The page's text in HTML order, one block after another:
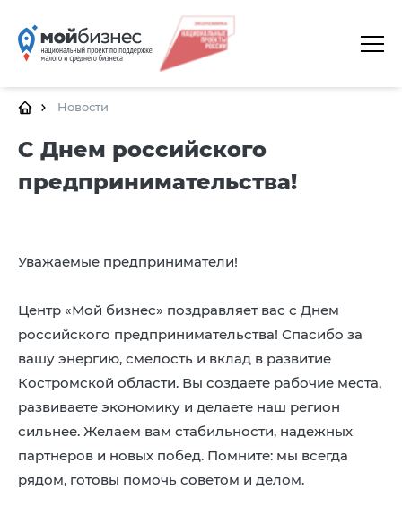
8 (4942) 42-35-83
Версия для слабовидящих
ГЛАВНАЯ
ГАЛЕРЕЯ
ЦЕНТРЫ
КОНТАКТЫ
Новости
С Днем российского
предпринимательства!
Уважаемые предприниматели!
Центр «Мой бизнес» поздравляет вас с Днем
российского предпринимательства! Спасибо за
вашу энергию, смелость и вклад в развитие
Костромской области. Вы создаете рабочие места,
развиваете экономику и делаете наш регион
сильнее. Желаем вам стабильности, надежных
партнеров и новых побед. Помните: мы всегда
рядом, готовы помочь советом и делом.